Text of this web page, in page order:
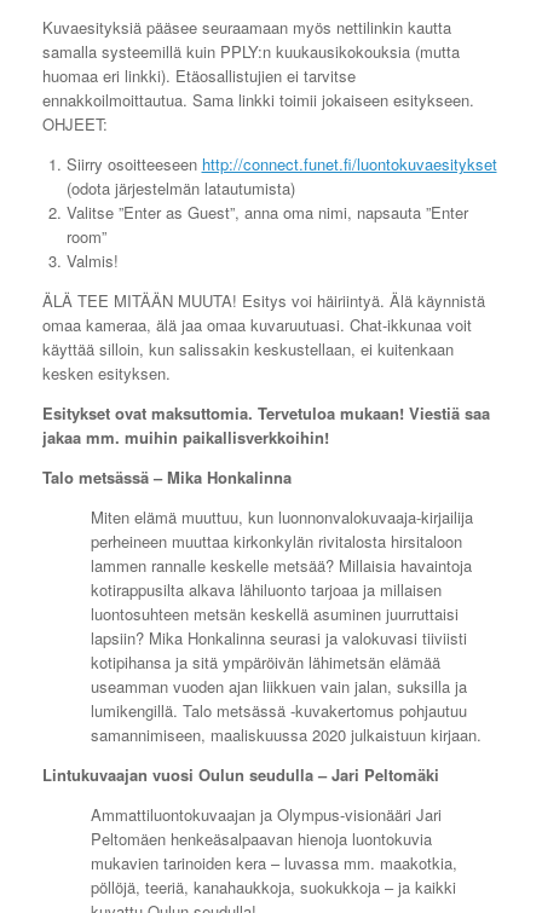
Kuvaesityksiä pääsee seuraamaan myös nettilinkin kautta
samalla systeemillä kuin PPLY:n kuukausikokouksia (mutta
huomaa eri linkki). Etäosallistujien ei tarvitse
ennakkoilmoittautua. Sama linkki toimii jokaiseen esitykseen.
OHJEET:
Siirry osoitteeseen http://connect.funet.fi/luontokuvaesitykset
(odota järjestelmän latautumista)
Valitse ”Enter as Guest”, anna oma nimi, napsauta ”Enter
room”
Valmis!
ÄLÄ TEE MITÄÄN MUUTA! Esitys voi häiriintyä. Älä käynnistä
omaa kameraa, älä jaa omaa kuvaruutuasi. Chat-ikkunaa voit
käyttää silloin, kun salissakin keskustellaan, ei kuitenkaan
kesken esityksen.
Esitykset ovat maksuttomia. Tervetuloa mukaan! Viestiä saa
jakaa mm. muihin paikallisverkkoihin!
Talo metsässä – Mika Honkalinna
Miten elämä muuttuu, kun luonnonvalokuvaaja-kirjailija
perheineen muuttaa kirkonkylän rivitalosta hirsitaloon
lammen rannalle keskelle metsää? Millaisia havaintoja
kotirappusilta alkava lähiluonto tarjoaa ja millaisen
luontosuhteen metsän keskellä asuminen juurruttaisi
lapsiin? Mika Honkalinna seurasi ja valokuvasi tiiviisti
kotipihansa ja sitä ympäröivän lähimetsän elämää
useamman vuoden ajan liikkuen vain jalan, suksilla ja
lumikengillä. Talo metsässä -kuvakertomus pohjautuu
samannimiseen, maaliskuussa 2020 julkaistuun kirjaan.
Lintukuvaajan vuosi Oulun seudulla – Jari Peltomäki
Ammattiluontokuvaajan ja Olympus-visionääri Jari
Peltomäen henkeäsalpaavan hienoja luontokuvia
mukavien tarinoiden kera – luvassa mm. maakotkia,
pöllöjä, teeriä, kanahaukkoja, suokukkoja – ja kaikki